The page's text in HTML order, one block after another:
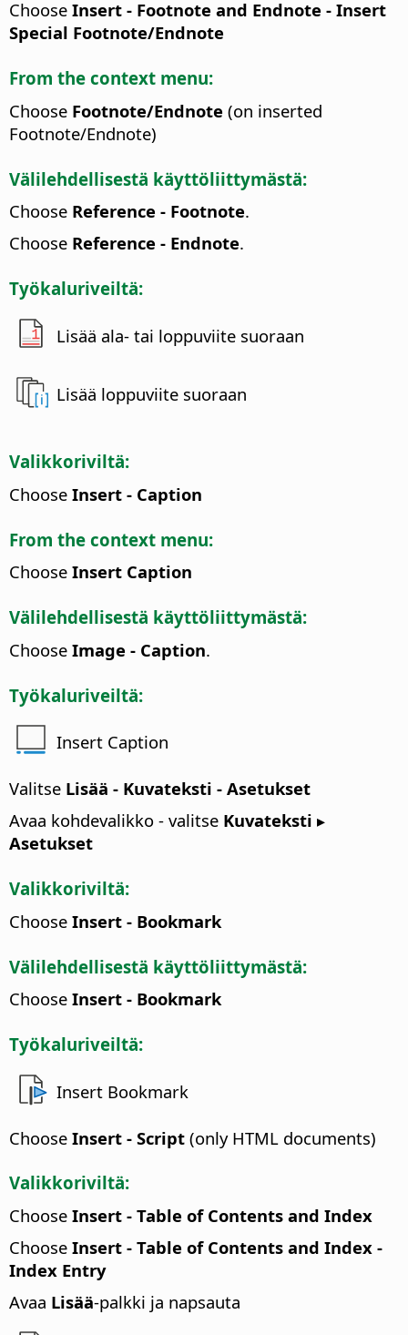
Choose Insert - Footnote and Endnote - Insert
Special Footnote/Endnote
From the context menu:
Choose Footnote/Endnote (on inserted
Footnote/Endnote)
Välilehdellisestä käyttöliittymästä:
Choose Reference - Footnote.
Choose Reference - Endnote.
Työkaluriveiltä:
Lisää ala- tai loppuviite suoraan
Lisää loppuviite suoraan
Valikkoriviltä:
Choose Insert - Caption
From the context menu:
Choose Insert Caption
Välilehdellisestä käyttöliittymästä:
Choose Image - Caption.
Työkaluriveiltä:
Insert Caption
Valitse Lisää - Kuvateksti - Asetukset
Avaa kohdevalikko - valitse Kuvateksti ▸
Asetukset
Valikkoriviltä:
Choose Insert - Bookmark
Välilehdellisestä käyttöliittymästä:
Choose Insert - Bookmark
Työkaluriveiltä:
Insert Bookmark
Choose Insert - Script (only HTML documents)
Valikkoriviltä:
Choose Insert - Table of Contents and Index
Choose Insert - Table of Contents and Index -
Index Entry
Avaa Lisää-palkki ja napsauta